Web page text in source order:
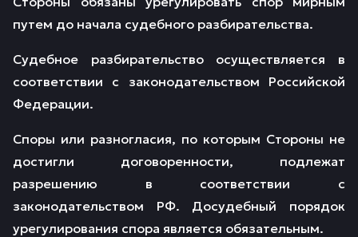
путем до начала судебного разбирательства.
Судебное разбирательство осуществляется в
соответствии с законодательством Российской
Федерации.
Споры или разногласия, по которым Стороны не
достигли договоренности, подлежат
разрешению в соответствии с
законодательством РФ. Досудебный порядок
урегулирования спора является обязательным.